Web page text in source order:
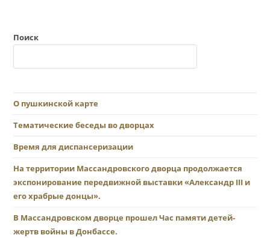
Поиск
О пушкинской карте
Тематические беседы во дворцах
Время для диспансеризации
На территории Массандровского дворца продолжается
экспонирование передвижной выставки «Александр III и
его храбрые донцы».
В Массандровском дворце прошел Час памяти детей-
жертв войны в Донбассе.